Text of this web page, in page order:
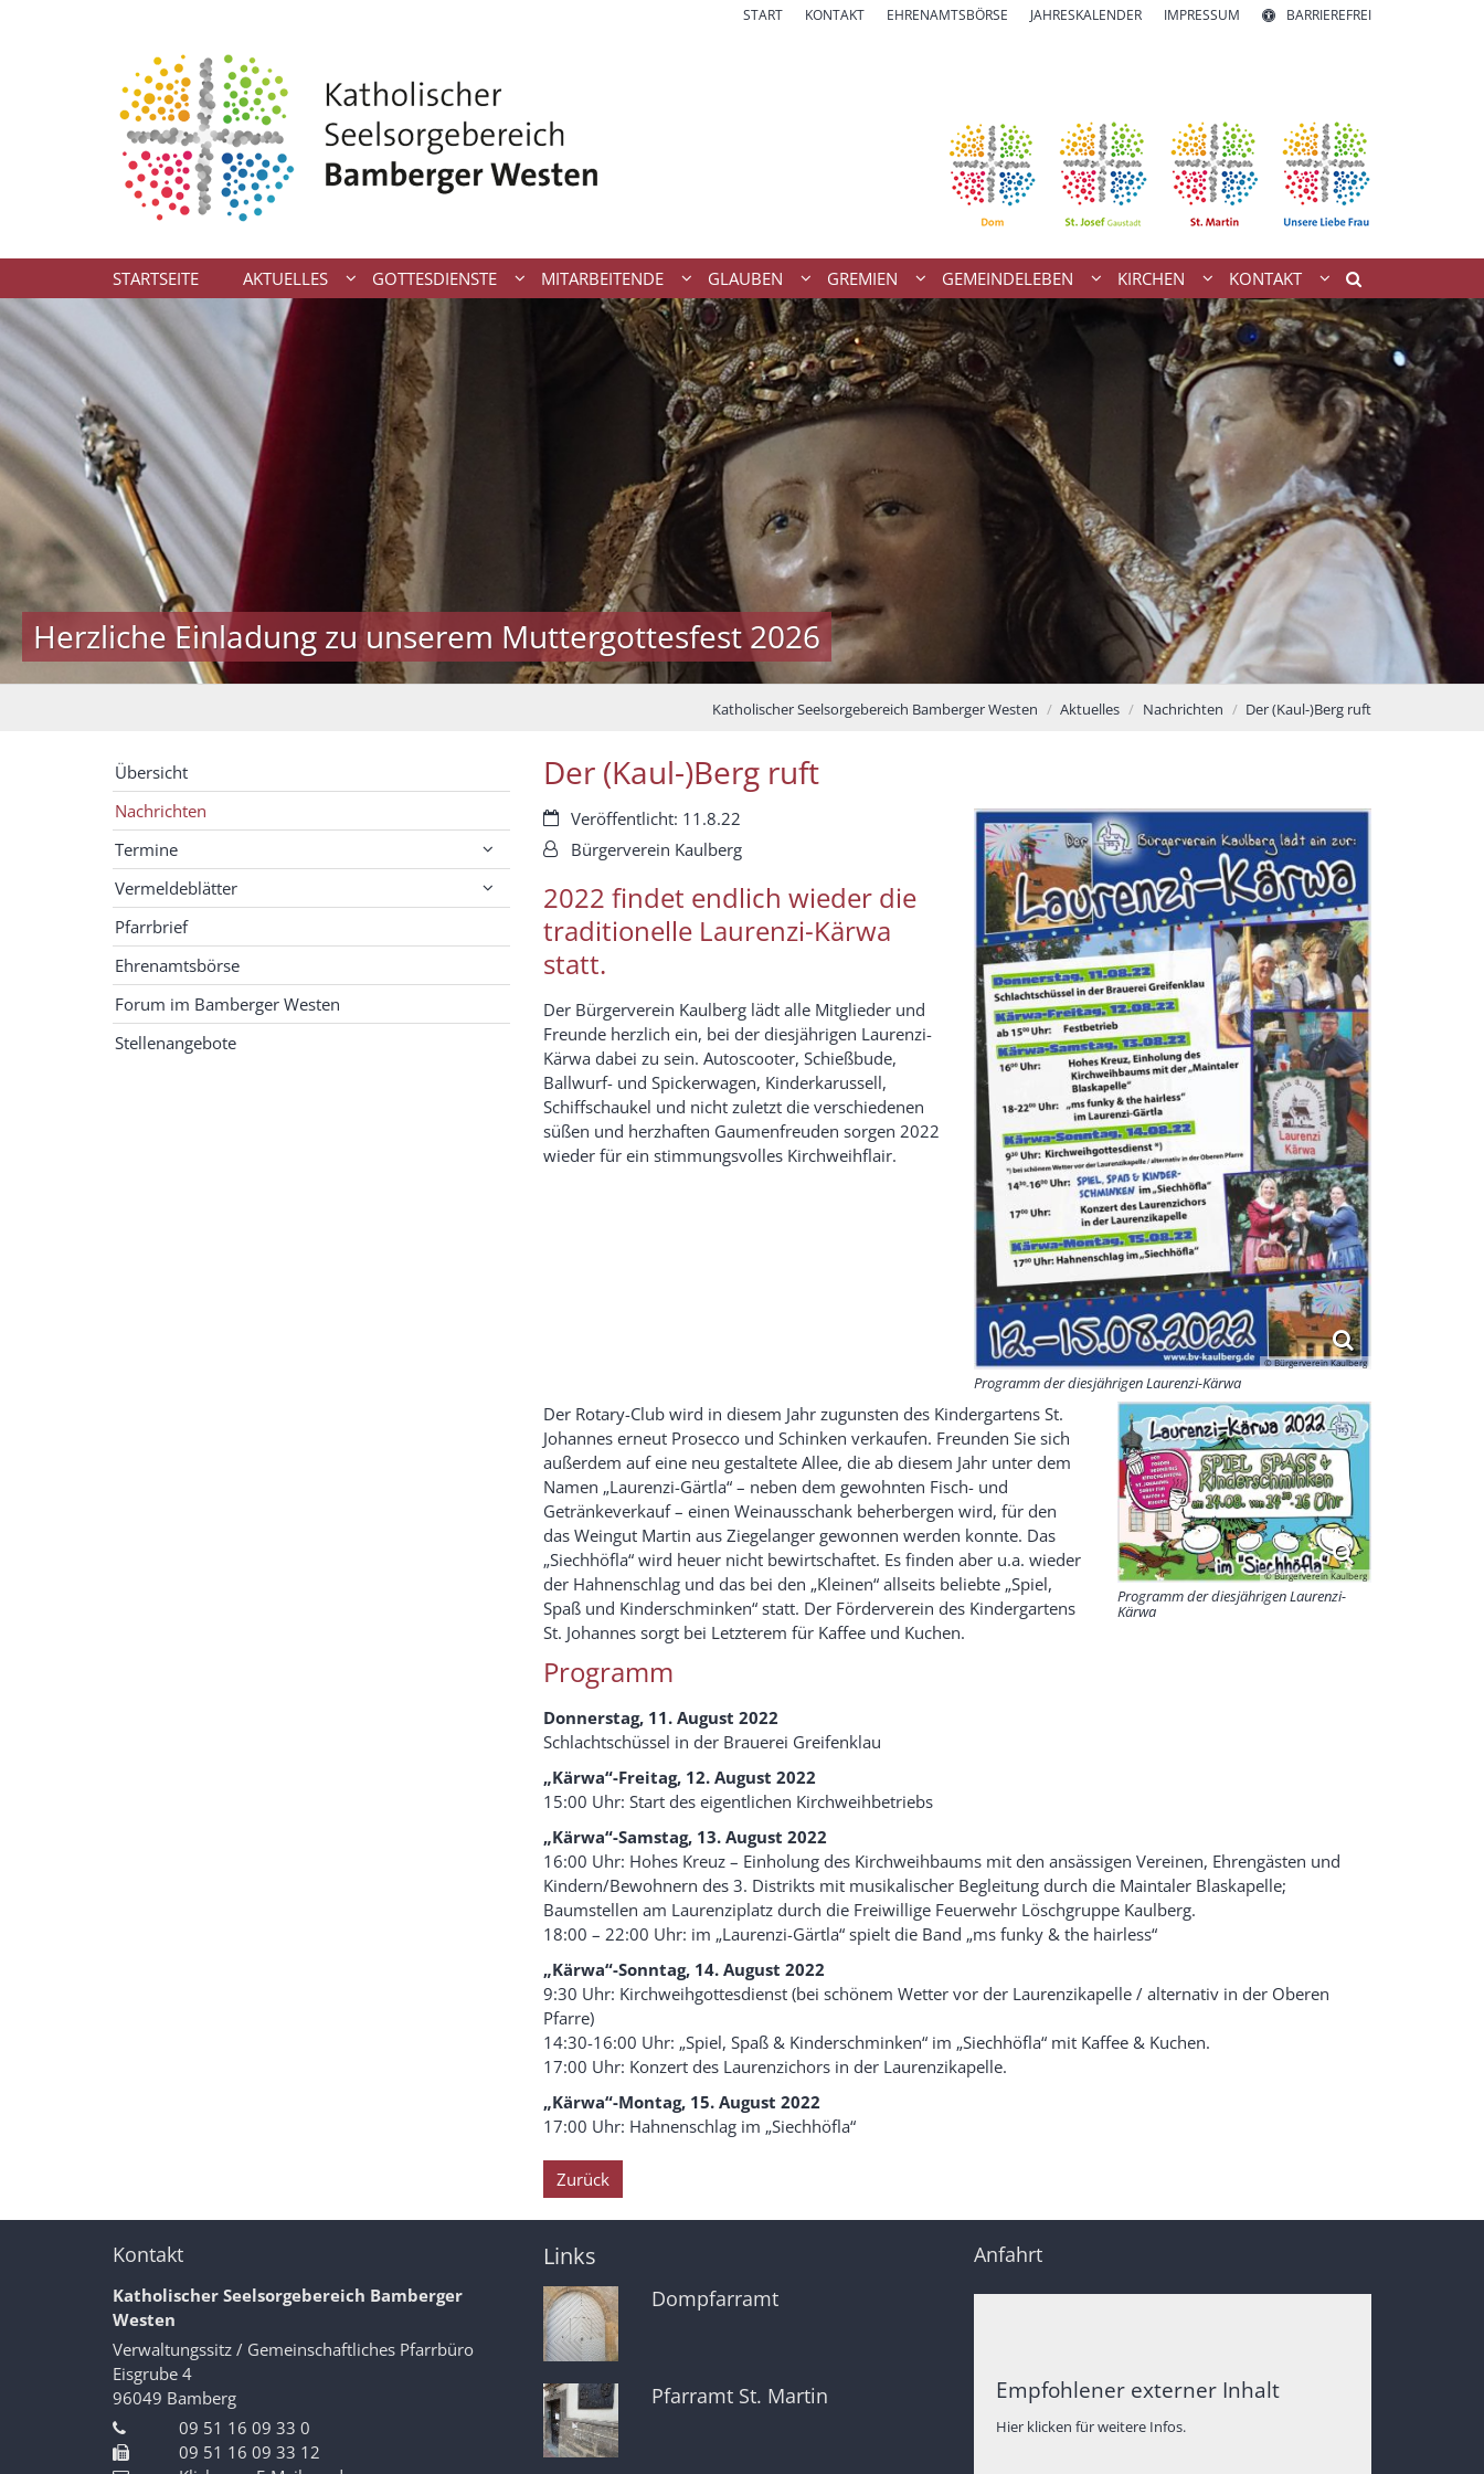
START KONTAKT EHRENAMTSBÖRSE JAHRESKALENDER IMPRESSUM BARRIEREFREI
STARTSEITE AKTUELLES GOTTESDIENSTE MITARBEITENDE GLAUBEN GREMIEN GEMEINDELEBEN KIRCHEN KONTAKT
Herzliche Einladung zu unserem Muttergottesfest 2026
Katholischer Seelsorgebereich Bamberger Westen Aktuelles Nachrichten Der (Kaul-)Berg ruft
Der (Kaul-)Berg ruft
© Bürgerverein Kaulberg
Programm der diesjährigen Laurenzi-Kärwa
Datum:Veröffentlicht: 11.8.22
Von:Bürgerverein Kaulberg
2022 findet endlich wieder die
traditionelle Laurenzi-Kärwa
statt.
Der Bürgerverein Kaulberg lädt alle Mitglieder und
Freunde herzlich ein, bei der diesjährigen Laurenzi-
Kärwa dabei zu sein. Autoscooter, Schießbude,
Ballwurf- und Spickerwagen, Kinderkarussell,
Schiffschaukel und nicht zuletzt die verschiedenen
süßen und herzhaften Gaumenfreuden sorgen 2022
wieder für ein stimmungsvolles Kirchweihflair.
© Bürgerverein Kaulberg
Programm der diesjährigen Laurenzi-
Kärwa
Der Rotary-Club wird in diesem Jahr zugunsten des Kindergartens St.
Johannes erneut Prosecco und Schinken verkaufen. Freunden Sie sich
außerdem auf eine neu gestaltete Allee, die ab diesem Jahr unter dem
Namen „Laurenzi-Gärtla“ – neben dem gewohnten Fisch- und
Getränkeverkauf – einen Weinausschank beherbergen wird, für den
das Weingut Martin aus Ziegelanger gewonnen werden konnte. Das
„Siechhöfla“ wird heuer nicht bewirtschaftet. Es finden aber u.a. wieder
der Hahnenschlag und das bei den „Kleinen“ allseits beliebte „Spiel,
Spaß und Kinderschminken“ statt. Der Förderverein des Kindergartens
St. Johannes sorgt bei Letzterem für Kaffee und Kuchen.
Programm
Donnerstag, 11. August 2022
Schlachtschüssel in der Brauerei Greifenklau
„Kärwa“-Freitag, 12. August 2022
15:00 Uhr: Start des eigentlichen Kirchweihbetriebs
„Kärwa“-Samstag, 13. August 2022
16:00 Uhr: Hohes Kreuz – Einholung des Kirchweihbaums mit den ansässigen Vereinen, Ehrengästen und
Kindern/Bewohnern des 3. Distrikts mit musikalischer Begleitung durch die Maintaler Blaskapelle;
Baumstellen am Laurenziplatz durch die Freiwillige Feuerwehr Löschgruppe Kaulberg.
18:00 – 22:00 Uhr: im „Laurenzi-Gärtla“ spielt die Band „ms funky & the hairless“
„Kärwa“-Sonntag, 14. August 2022
9:30 Uhr: Kirchweihgottesdienst (bei schönem Wetter vor der Laurenzikapelle / alternativ in der Oberen
Pfarre)
14:30-16:00 Uhr: „Spiel, Spaß & Kinderschminken“ im „Siechhöfla“ mit Kaffee & Kuchen.
17:00 Uhr: Konzert des Laurenzichors in der Laurenzikapelle.
„Kärwa“-Montag, 15. August 2022
17:00 Uhr: Hahnenschlag im „Siechhöfla“
Zurück
Übersicht
Nachrichten
Termine
Vermeldeblätter
Pfarrbrief
Ehrenamtsbörse
Forum im Bamberger Westen
Stellenangebote
Kontakt
Katholischer Seelsorgebereich Bamberger
Westen
Verwaltungssitz / Gemeinschaftliches Pfarrbüro
Eisgrube 4
96049 Bamberg
09 51 16 09 33 0
09 51 16 09 33 12
Links
Dompfarramt
Pfarramt St. Martin
Anfahrt
Empfohlener externer Inhalt
Hier klicken für weitere Infos.